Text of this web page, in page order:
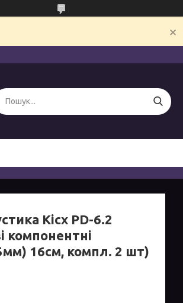
Kicx PD-6.2
компонентні
16см, компл. 2 шт)